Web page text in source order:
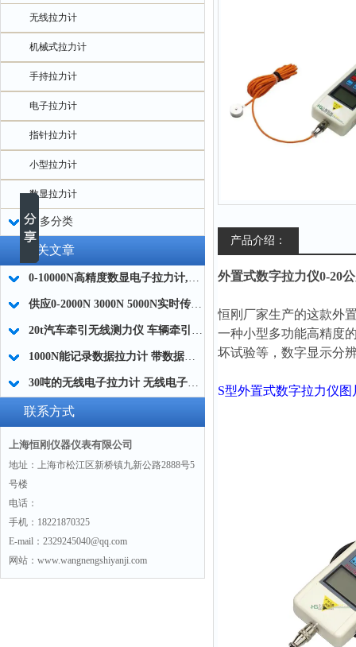
无线拉力计
机械式拉力计
手持拉力计
电子拉力计
指针拉力计
小型拉力计
数显拉力计
更多分类
相关文章
0-10000N高精度数显电子拉力计,包装剥离力检测专用数显拉力计厂家
供应0-2000N 3000N 5000N实时传输扭矩数据拉力计
20t汽车牵引无线测力仪 车辆牵引拉力测量仪 汽车拖拽拉力检测仪厂家
1000N能记录数据拉力计 带数据记录功能的测力计 智能拉力计厂家
30吨的无线电子拉力计 无线电子测力仪 无线型电子拉力测量仪厂家
联系方式
上海恒刚仪器仪表有限公司
地址：上海市松江区新桥镇九新公路2888号5
号楼
电话：
手机：18221870325
E-mail：2329245040@qq.com
网站：www.wangnengshiyanji.com
产品介绍：
外置式数字拉力仪0-20
恒刚厂家生产的这款外
一种小型多功能高精度
坏试验等，数字显示分
S型外置式数字拉力仪图